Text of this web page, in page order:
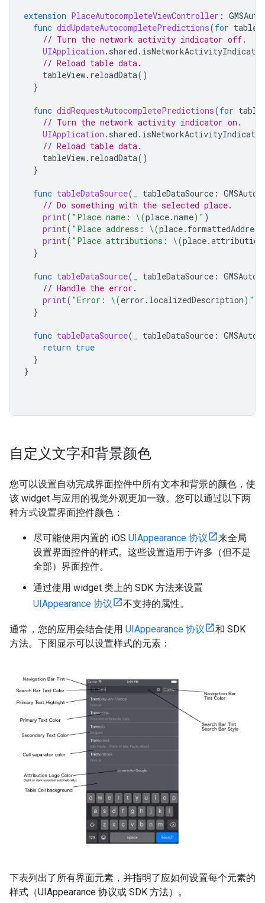
extension PlaceAutocompleteViewController :
func didUpdateAutocompletePredictions(for
// Turn the network activity indicator off.
UIApplication . shared .
// Reload table data.
tableView. reloadData()
}
func didRequestAutocompletePredictions(for
// Turn the network activity indicator on.
UIApplication . shared .
// Reload table data.
tableView. reloadData()
}
func tableDataSource( tableDataSource :
// Do something with the selected place.
print( "Place name: \(place.name) " )
print( "Place address: \(place. formattedAddress
print( "Place attributions: \(place.
}
func tableDataSource( tableDataSource :
// Handle the error.
print( "Error: \(error . localizedDescription) "
}
func tableDataSource( tableDataSource :
return true
}
}
自定义文字和背景颜色
您可以设置自动完成界面控件中所有文本和背景的颜色，使
该 widget 与应用的视觉外观更加一致。您可以通过以下两
种方式设置界面控件颜色：
尽可能使用内置的 iOS UIAppearance 协议
来全局
设置界面控件的样式。这些设置适用于许多（但不是
全部）界面控件。
通过使用 widget 类上的 SDK 方法来设置
UIAppearance 协议
不支持的属性。
通常，您的应用会结合使用 UIAppearance 协议
和 SDK
方法。下图显示可以设置样式的元素：
下表列出了所有界面元素，并指明了应如何设置每个元素的
样式（UIAppearance 协议或 SDK 方法）。